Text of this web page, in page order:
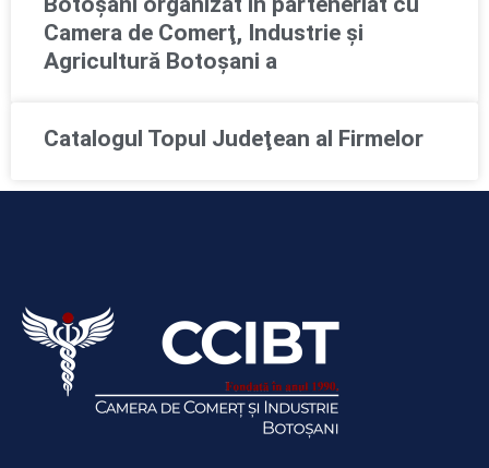
Camera de Comerţ, Industrie şi
Agricultură Botoşani a
Catalogul Topul Judeţean al Firmelor